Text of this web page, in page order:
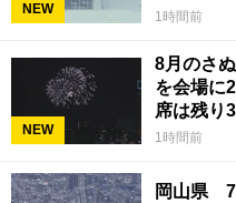
NEW 1時間前
NEW
8月のさ
を会場に
席は残
1時間前
岡山県